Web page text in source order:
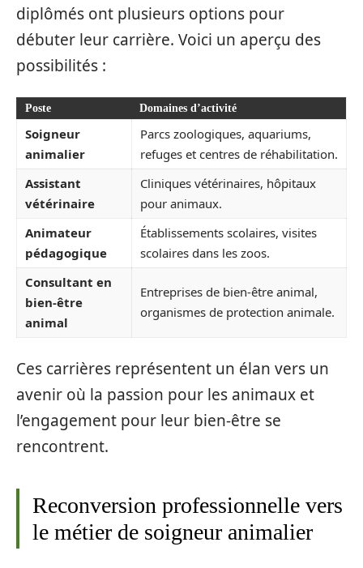
diplômés ont plusieurs options pour
débuter leur carrière. Voici un aperçu des
possibilités :
Poste Domaines d’activité
Soigneur
animalier
Parcs zoologiques, aquariums,
refuges et centres de réhabilitation.
Assistant
vétérinaire
Cliniques vétérinaires, hôpitaux
pour animaux.
Animateur
pédagogique
Établissements scolaires, visites
scolaires dans les zoos.
Consultant en
bien-être
animal
Entreprises de bien-être animal,
organismes de protection animale.
Ces carrières représentent un élan vers un
avenir où la passion pour les animaux et
l’engagement pour leur bien-être se
rencontrent.
Reconversion professionnelle vers
le métier de soigneur animalier